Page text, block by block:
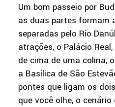
Um bom passeio por
as duas partes formam
separadas pelo Rio
atrações, o Palácio
de cima de uma colina,
a Basílica de São
pontes que ligam os
que você olhe, o